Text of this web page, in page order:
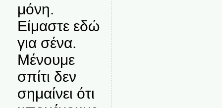
μόνη.
Είμαστε εδώ
για σένα.
Μένουμε
σπίτι δεν
σημαίνει ότι